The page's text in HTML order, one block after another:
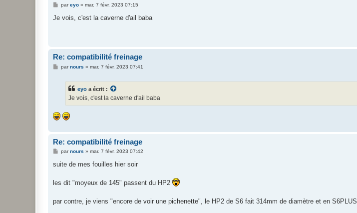
M
s
pareyo» mar. 7 févr. 2023 07:15
Je vois, c'est la caverne d'ail baba
Re: compatibilité freinage
Mparnours » mar. 7 févr. 2023 07:41
eyo a écrit :
Je vois, c'est la caverne d'ail baba
Re: compatibilité freinage
M
s
g
e
parnours » mar. 7 févr. 2023 07:42
suite de mes fouilles hier soir
les dit "moyeux de 145" passent du HP2
par contre, je viens "encore de voir une pichenette", le HP2 de S6 fait 314mm de diamètre et en